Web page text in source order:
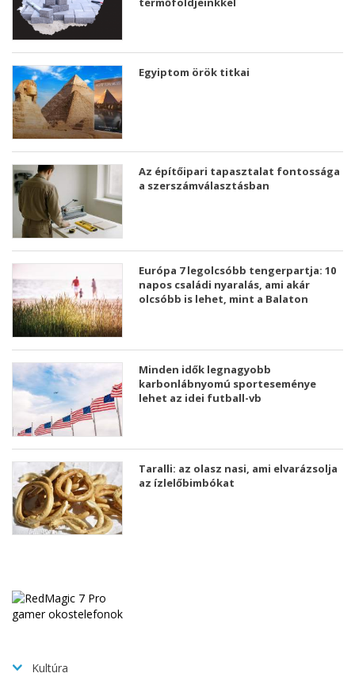
Egyiptom örök titkai
Az építőipari tapasztalat fontossága
a szerszámválasztásban
Európa 7 legolcsóbb tengerpartja: 10
napos családi nyaralás, ami akár
olcsóbb is lehet, mint a Balaton
Minden idők legnagyobb
karbonlábnyomú sporteseménye
lehet az idei futball-vb
Taralli: az olasz nasi, ami elvarázsolja
az ízlelőbimbókat
Kultúra